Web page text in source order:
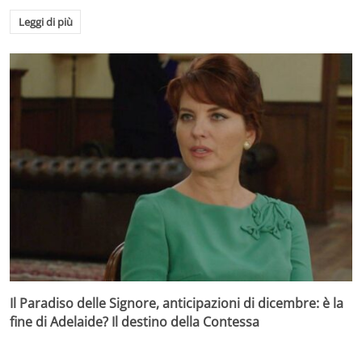
Leggi di più
Il Paradiso delle Signore, anticipazioni di dicembre: è la
fine di Adelaide? Il destino della Contessa